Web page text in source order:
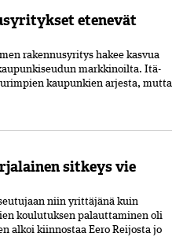
etenevät
rakennusyritys hakee kasvua
markkinoilta. Itä-
kaupunkien arjesta, mutta
sitkeys vie
niin yrittäjänä kuin
koulutuksen palauttaminen oli
alkoi kiinnostaa Eero ­Reijosta jo